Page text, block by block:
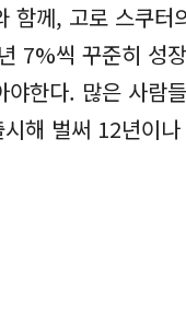
함께, 고로 스쿠
7%씩 꾸준히 성
한다. 많은 사람
해 벌써 12년이